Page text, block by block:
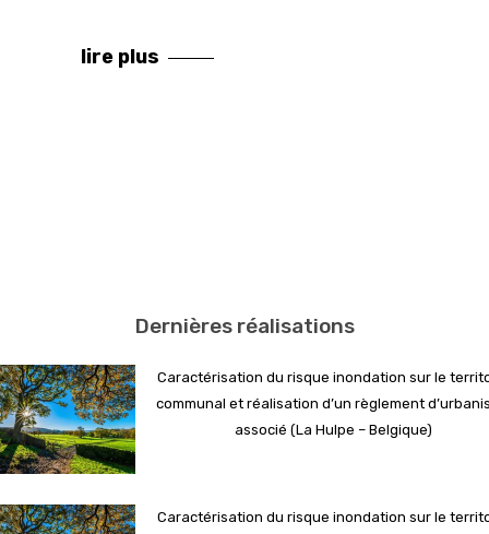
lire plus
Dernières réalisations
Caractérisation du risque inondation sur le
communal et réalisation d’un règlement
associé (La Hulpe – Belgique)
Caractérisation du risque inondation sur le